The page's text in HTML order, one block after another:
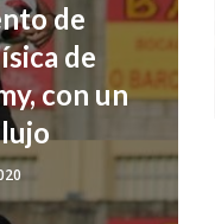
de
de
con un